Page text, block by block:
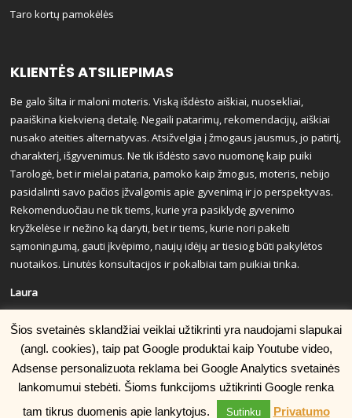
Taro kortų pamokėlės
KLIENTĖS ATSILIEPIMAS
Be galo šilta ir maloni moteris. Viską išdėsto aiškiai, nuosekliai,
paaiškina kiekvieną detalę. Negaili patarimų, rekomendacijų, aiškiai
nusako ateities alternatyvas. Atsižvelgia į žmogaus jausmus, jo patirtį,
charakterį, išgyvenimus. Ne tik išdėsto savo nuomonę kaip puiki
Tarologė, bet ir mielai pataria, pamoko kaip žmogus, moteris, nebijo
pasidalinti savo pačios įžvalgomis apie gyvenimą ir jo perspektyvas.
Rekomenduočiau ne tik tiems, kurie yra pasiklydę gyvenimo
kryžkelėse ir nežino ką daryti, bet ir tiems, kurie nori pakelti
sąmoningumą, gauti įkvėpimo, naujų idėjų ar tiesiog būti pakylėtos
nuotaikos. Linutės konsultacijos ir pokalbiai tam puikiai tinka.
Laura
© Copyright 2007. Kopijuoti be raštiško sutikimo draudžiama.
Šios svetainės sklandžiai veiklai užtikrinti yra naudojami slapukai
(angl. cookies), taip pat Google produktai kaip Youtube video,
Adsense personalizuota reklama bei Google Analytics svetainės
lankomumui stebėti. Šioms funkcijoms užtikrinti Google renka
tam tikrus duomenis apie lankytojus.
Sutinku Privatumo